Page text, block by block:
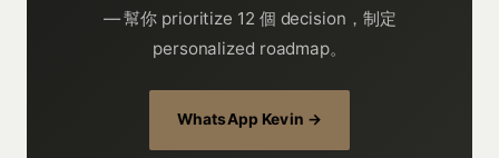
— 幫你 prioritize 12 個 decision，制定
personalized roadmap。
WhatsApp Kevin →